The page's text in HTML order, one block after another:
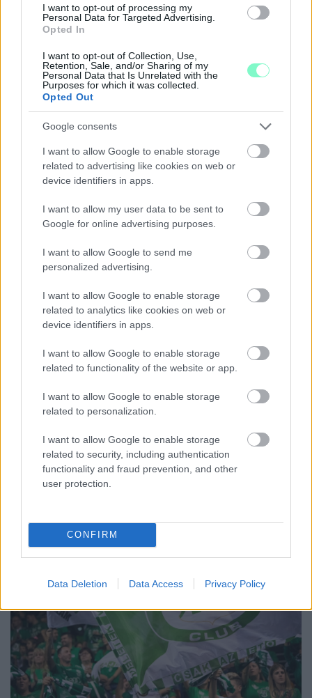
I want to opt-out of processing my
Personal Data for Targeted Advertising.
Opted In
I want to opt-out of Collection, Use,
Retention, Sale, and/or Sharing of my
Personal Data that Is Unrelated with the
Purposes for which it was collected.
Opted Out
Google consents
I want to allow Google to enable storage
related to advertising like cookies on web or
device identifiers in apps.
I want to allow my user data to be sent to
Google for online advertising purposes.
I want to allow Google to send me
personalized advertising.
I want to allow Google to enable storage
related to analytics like cookies on web or
device identifiers in apps.
I want to allow Google to enable storage
related to functionality of the website or app.
I want to allow Google to enable storage
related to personalization.
I want to allow Google to enable storage
related to security, including authentication
functionality and fraud prevention, and other
user protection.
CONFIRM
Data Deletion Data Access Privacy Policy
ÖRÖMHÍR: TÍZ ÉVE NEM VOLT ILYEN ALACSONY AZ
INFLÁCIÓ MAGYARORSZÁGON
Júliusban mindössze 1,2 százalékkal emelkedtek éves
összevetésben a fogyasztói árak, miközben az élelmiszerek ára
már csökkent.
A BAROKK ÖSSZES ÁRNYALATA ÉS MÉG EGY SOR
KIVÁLÓ PROGRAM VÁR MINDENKIT EZEN A HÉTVÉGÉN
Középpontban a hagyományőrzés, de lesz Pogány Induló és